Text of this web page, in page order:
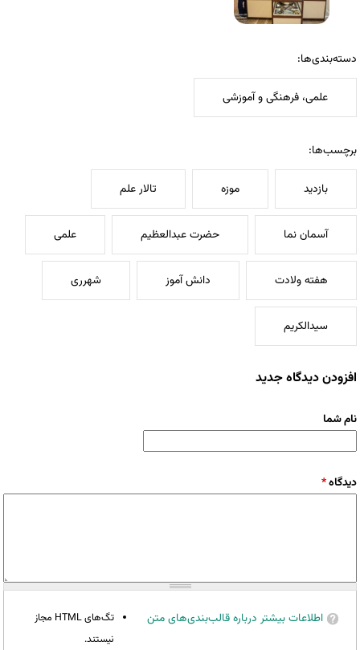
دسته‌بندی‌ها:
علمی، فرهنگی و آموزشی
برچسب‌ها:
بازدید موزه تالار علم
آسمان نما حضرت عبدالعظیم علمی
هفته ولادت دانش آموز شهرری
سیدالکریم
افزودن دیدگاه جدید
نام شما
دیدگاه*
اطلاعات بیشتر درباره قالب‌بندی‌های متن
تگ‌های HTML مجاز
نیستند.